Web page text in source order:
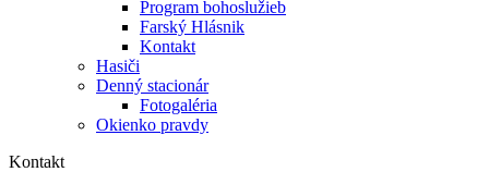
Program bohoslužieb
Farský Hlásnik
Kontakt
Hasiči
Denný stacionár
Fotogaléria
Okienko pravdy
Kontakt